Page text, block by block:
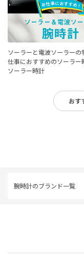
ソーラーと電波ソーラーの
仕事におすすめのソーラー
ソーラー時計
おす
腕時計のブランド一覧